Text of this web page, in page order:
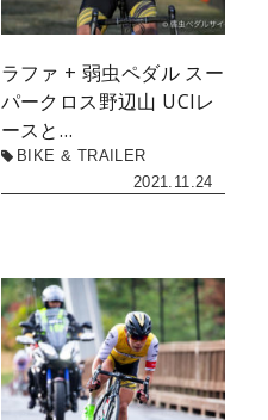
ラファ + 弱虫ペダル スー
パークロス野辺山 UCIレ
ースと…
BIKE & TRAILER
2021.11.24